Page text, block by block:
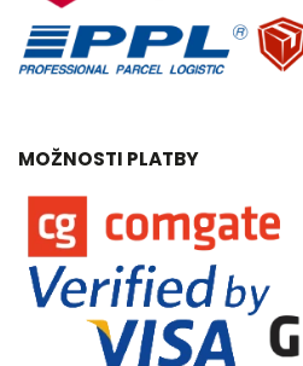
MOŽNOSTI PLATBY